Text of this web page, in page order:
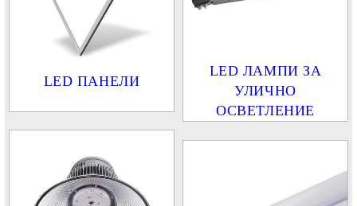
LED ПАНЕЛИ
LED ЛАМПИ ЗА
УЛИЧНО
ОСВЕТЛЕНИЕ